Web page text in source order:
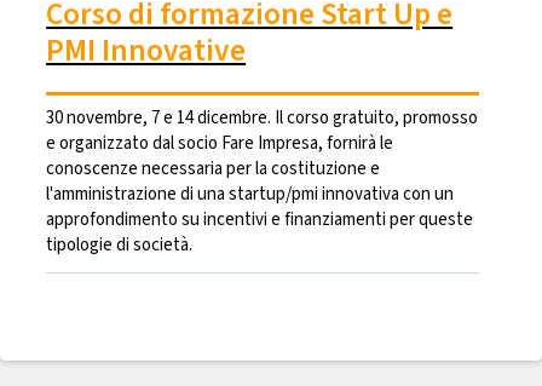
Corso di formazione Start Up e
PMI Innovative
30 novembre, 7 e 14 dicembre. Il corso gratuito, promosso
e organizzato dal socio Fare Impresa, fornirà le
conoscenze necessaria per la costituzione e
l'amministrazione di una startup/pmi innovativa con un
approfondimento su incentivi e finanziamenti per queste
tipologie di società.